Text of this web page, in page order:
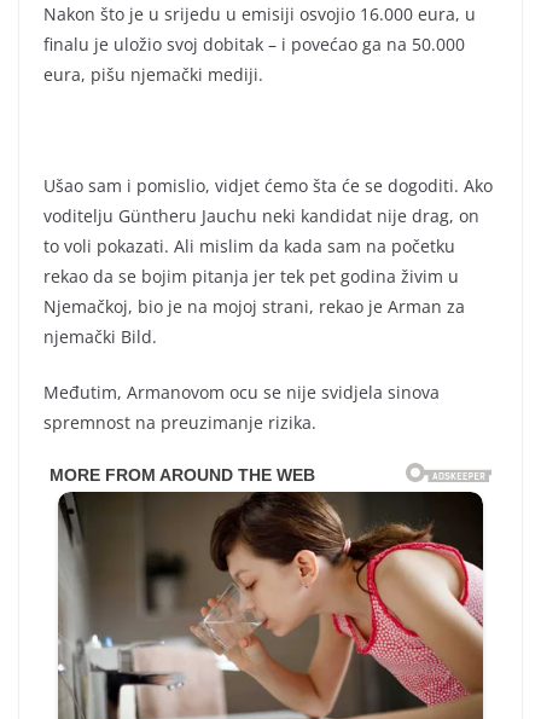
Nakon što je u srijedu u emisiji osvojio 16.000 eura, u
finalu je uložio svoj dobitak – i povećao ga na 50.000
eura, pišu njemački mediji.
Ušao sam i pomislio, vidjet ćemo šta će se dogoditi. Ako
voditelju Güntheru Jauchu neki kandidat nije drag, on
to voli pokazati. Ali mislim da kada sam na početku
rekao da se bojim pitanja jer tek pet godina živim u
Njemačkoj, bio je na mojoj strani, rekao je Arman za
njemački Bild.
Međutim, Armanovom ocu se nije svidjela sinova
spremnost na preuzimanje rizika.